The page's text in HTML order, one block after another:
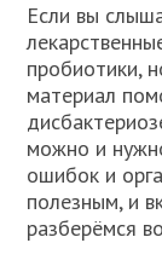
Если вы
пробиотики,
материал
можно и
ошибок и
полезным, и
разберёмся